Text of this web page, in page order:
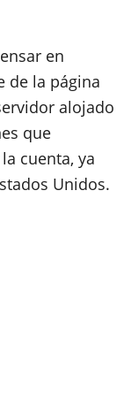
en
de la página
alojado
que
cuenta, ya
Unidos.